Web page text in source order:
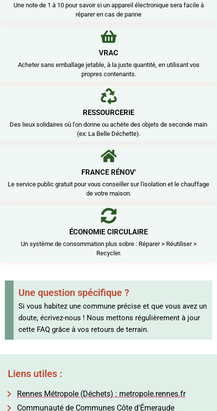
Une note de 1 à 10 pour savoir si un appareil électronique sera facile à
réparer en cas de panne
VRAC
Acheter sans emballage jetable, à la juste quantité, en utilisant vos
propres contenants.
RESSOURCERIE
Des lieux solidaires où l'on donne ou achète des objets de seconde main
(ex: La Belle Déchette).
FRANCE RÉNOV'
Le service public gratuit pour vous conseiller sur l'isolation et le chauffage
de votre maison.
ÉCONOMIE CIRCULAIRE
Un système de consommation plus sobre : Réparer > Réutiliser >
Recycler.
Une question spécifique ?
Si vous habitez une commune précise et que vous avez un
doute, écrivez-nous ! Nous mettons régulièrement à jour
cette FAQ grâce à vos retours de terrain.
Liens utiles :
Rennes Métropole (Déchets) : metropole.rennes.fr
Communauté de Communes Côte d'Émeraude